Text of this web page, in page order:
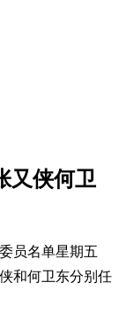
又侠何卫
员名单星期五
和何卫东分别任